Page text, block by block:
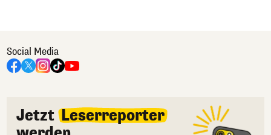
Social Media
Jetzt Leserreporter